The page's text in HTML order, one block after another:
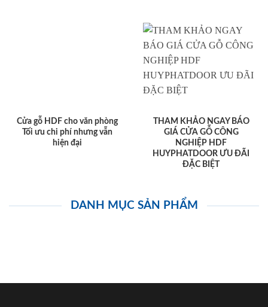
Cửa gỗ HDF cho văn phòng
Tối ưu chi phí nhưng vẫn
hiện đại
THAM KHẢO NGAY BÁO
GIÁ CỬA GỖ CÔNG
NGHIỆP HDF
HUYPHATDOOR ƯU ĐÃI
ĐẶC BIỆT
DANH MỤC SẢN PHẨM